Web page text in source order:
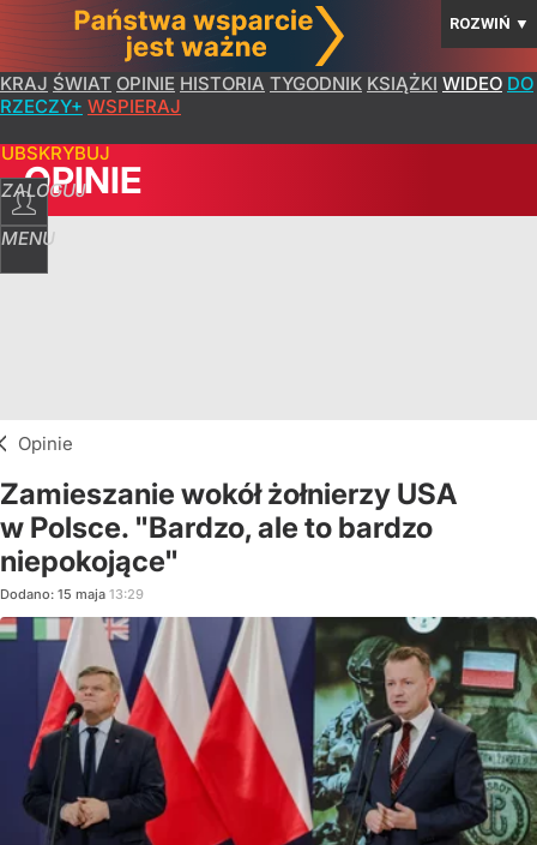
ROZWIŃ ▼
KRAJ ŚWIAT OPINIE HISTORIA TYGODNIK KSIĄŻKI WIDEO DO
RZECZY+ WSPIERAJ
ZALOGUJ
MENU
OPINIE
Opinie
Zamieszanie wokół żołnierzy USA
w Polsce. "Bardzo, ale to bardzo
niepokojące"
Dodano: 15 maja 13:29